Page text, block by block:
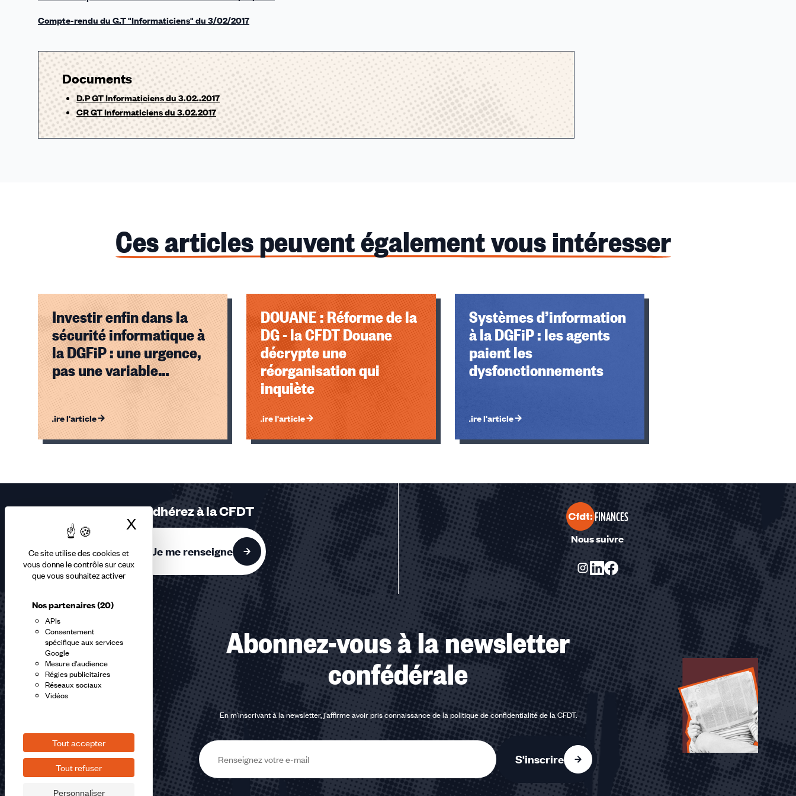
Ce site utilise des cookies et
vous donne le contrôle sur ceux
que vous souhaitez activer
Nos partenaires(20)
APIs
Consentement
spécifique aux services
Google
Mesure d'audience
Régies publicitaires
Réseaux sociaux
Vidéos
Tout accepter
Tout refuser
Personnaliser
X Masquer le bandeau des cookies
Compte-rendu du G.T "Informaticiens" du 3/02/2017
Documents
D.P GT Informaticiens du 3.02..2017
CR GT Informaticiens du 3.02.2017
Ces articles peuvent également vous intéresser
Investir enfin dans la
sécurité informatique à
la DGFiP : une urgence,
pas une variable
d’ajustement
Lire l'article
DOUANE : Réforme de la
DG - la CFDT Douane
décrypte une
réorganisation qui
inquiète
Lire l'article
Systèmes d’information
à la DGFiP : les agents
paient les
dysfonctionnements
Lire l'article
Éléments
accessibles
Adhérez à la CFDT
Je me renseigne
FINANCES
Nous suivre
Abonnez-vous à la newsletter
confédérale
En m'inscrivant à la newsletter, j'affirme avoir pris connaissance de lapolitique de confidentialité de la CFDT.
E-
mail
S'inscrire